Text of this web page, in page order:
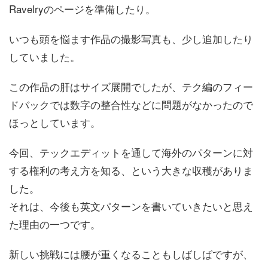
Ravelryのページを準備したり。
いつも頭を悩ます作品の撮影写真も、少し追加したり
していました。
この作品の肝はサイズ展開でしたが、テク編のフィー
ドバックでは数字の整合性などに問題がなかったので
ほっとしています。
今回、テックエディットを通して海外のパターンに対
する権利の考え方を知る、という大きな収穫がありま
した。
それは、今後も英文パターンを書いていきたいと思え
た理由の一つです。
新しい挑戦には腰が重くなることもしばしばですが、